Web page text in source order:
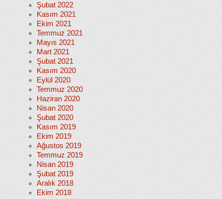
Şubat 2022
Kasım 2021
Ekim 2021
Temmuz 2021
Mayıs 2021
Mart 2021
Şubat 2021
Kasım 2020
Eylül 2020
Temmuz 2020
Haziran 2020
Nisan 2020
Şubat 2020
Kasım 2019
Ekim 2019
Ağustos 2019
Temmuz 2019
Nisan 2019
Şubat 2019
Aralık 2018
Ekim 2018